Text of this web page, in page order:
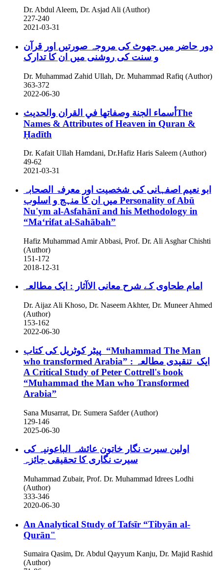
Dr. Abdul Aleem, Dr. Asjad Ali (Author)
227-240
2021-03-31
دور حاضر میں جھوٹ کی مروجہ صورتیں اور قرآن
و سنت کی روشنی میں ان کا تدارک
Dr. Muhammad Zahid Ullah, Dr. Muhammad Rafiq (Author)
363-372
2022-06-30
أسماء الجنة وصفاتها في القران والحديثThe
Names & Attributes of Heaven in Quran &
Ḥadīth
Dr. Kafait Ullah Hamdani, Dr.Hafiz Haris Saleem (Author)
49-62
2021-03-31
ابو نعیم اصفہانی کی شخصیت اور معرفۃ الصحابہ
Personality of Abū
Nu'ym al-Asfahānī and his Methodology in
“Maʻrifat al-Sahābah”
Hafiz Muhammad Amir Abbasi, Prof. Dr. Ali Asghar Chishti
(Author)
151-172
2018-12-31
امام طحاوی کے شرح معانی الاآثار : ایک مطالعہ
Dr. Aijaz Ali Khoso, Dr. Naseem Akhter, Dr. Muneer Ahmed
(Author)
153-162
2022-06-30
پیٹر کوٹریل کی کتاب “Muhammad The Man
who transformed Arabia” : ایک تنقیدی مطالعہ
A Critical Study of Peter Cottrell's book
“Muhammad the Man who Transformed
Arabia”
Sana Musarrat, Dr. Sumera Safder (Author)
129-146
2025-06-30
اولین سیرت نگار خاتون عائشہ الباعونیہ کی
سیرت نگاری کا تحقیقی جائزہ
Muhammad Zubair, Prof. Dr. Muhammad Idrees Lodhi
(Author)
333-346
2020-06-30
An Analytical Study of Tafsīr “Tibyān al-
Qurān"
Sumaira Qasim, Dr. Abdul Qayyum Kanju, Dr. Majid Rashid
(Author)